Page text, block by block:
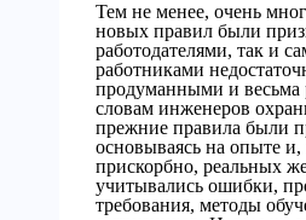
Тем не менее, очень
новых правил были
работодателями, так и
работниками
продуманными и
словам инженеров
прежние правила были
основываясь на опыте и,
прискорбно, реальных
учитывались ошибки,
требования, методы